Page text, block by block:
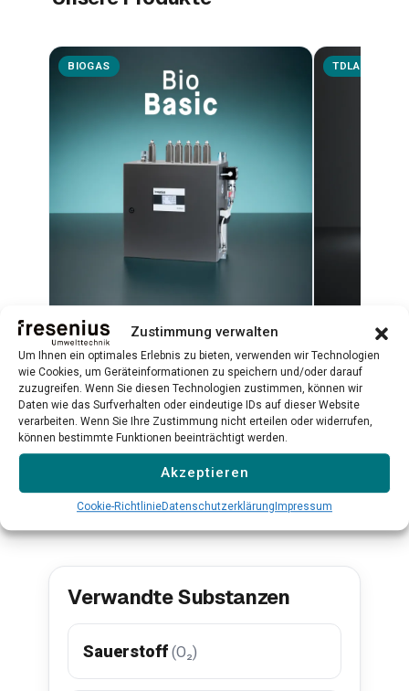
Zustimmung verwalten
Um Ihnen ein optimales Erlebnis zu bieten, verwenden wir Technologien
wie Cookies, um Geräteinformationen zu speichern und/oder darauf
zuzugreifen. Wenn Sie diesen Technologien zustimmen, können wir
Daten wie das Surfverhalten oder eindeutige IDs auf dieser Website
verarbeiten. Wenn Sie Ihre Zustimmung nicht erteilen oder widerrufen,
können bestimmte Funktionen beeinträchtigt werden.
Akzeptieren
Cookie-RichtlinieDatenschutzerklärungImpressum
BIOGAS
BioBasic
Plug-and-Play-Biogasanalysator für
CH₄, CO₂, H₂S, O₂ und H₂
Mehr erfahren →
TDLAS
TDLAS-
hochpräzise
Alle Produkte ansehen →
Verwandte Substanzen
Sauerstoff (O₂)